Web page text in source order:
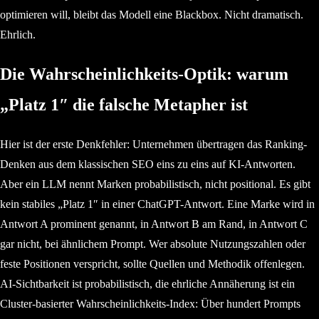
optimieren will, bleibt das Modell eine Blackbox. Nicht dramatisch.
Ehrlich.
Die Wahrscheinlichkeits-Optik: warum
„Platz 1″ die falsche Metapher ist
Hier ist der erste Denkfehler: Unternehmen übertragen das Ranking-
Denken aus dem klassischen SEO eins zu eins auf KI-Antworten.
Aber ein LLM nennt Marken probabilistisch, nicht positional. Es gibt
kein stabiles „Platz 1″ in einer ChatGPT-Antwort. Eine Marke wird in
Antwort A prominent genannt, in Antwort B am Rand, in Antwort C
gar nicht, bei ähnlichem Prompt. Wer absolute Nutzungszahlen oder
feste Positionen verspricht, sollte Quellen und Methodik offenlegen.
AI-Sichtbarkeit ist probabilistisch, die ehrliche Annäherung ist ein
Cluster-basierter Wahrscheinlichkeits-Index: Über hundert Prompts